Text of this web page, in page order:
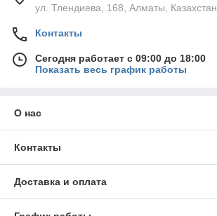
ул. Тлендиева, 168, Алматы, Казахстан
Контакты
Сегодня работает с 09:00 до 18:00
Показать весь график работы
О нас
Контакты
Доставка и оплата